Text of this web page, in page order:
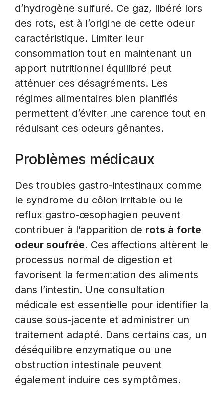
d’hydrogène sulfuré. Ce gaz, libéré lors
des rots, est à l’origine de cette odeur
caractéristique. Limiter leur
consommation tout en maintenant un
apport nutritionnel équilibré peut
atténuer ces désagréments. Les
régimes alimentaires bien planifiés
permettent d’éviter une carence tout en
réduisant ces odeurs gênantes.
Problèmes médicaux
Des troubles gastro-intestinaux comme
le syndrome du côlon irritable ou le
reflux gastro-œsophagien peuvent
contribuer à l’apparition de rots à forte
odeur soufrée. Ces affections altèrent le
processus normal de digestion et
favorisent la fermentation des aliments
dans l’intestin. Une consultation
médicale est essentielle pour identifier la
cause sous-jacente et administrer un
traitement adapté. Dans certains cas, un
déséquilibre enzymatique ou une
obstruction intestinale peuvent
également induire ces symptômes.